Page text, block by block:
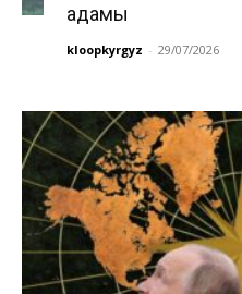
адамы
kloopkyrgyz - 29/07/2026